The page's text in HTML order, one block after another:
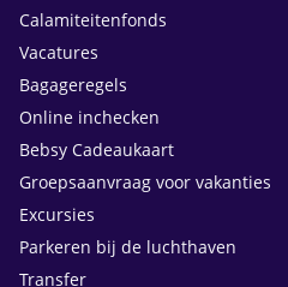
Calamiteitenfonds
Vacatures
Bagageregels
Online inchecken
Bebsy Cadeaukaart
Groepsaanvraag voor vakanties
Excursies
Parkeren bij de luchthaven
Transfer